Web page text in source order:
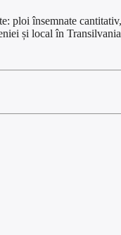
însemnate
și local în